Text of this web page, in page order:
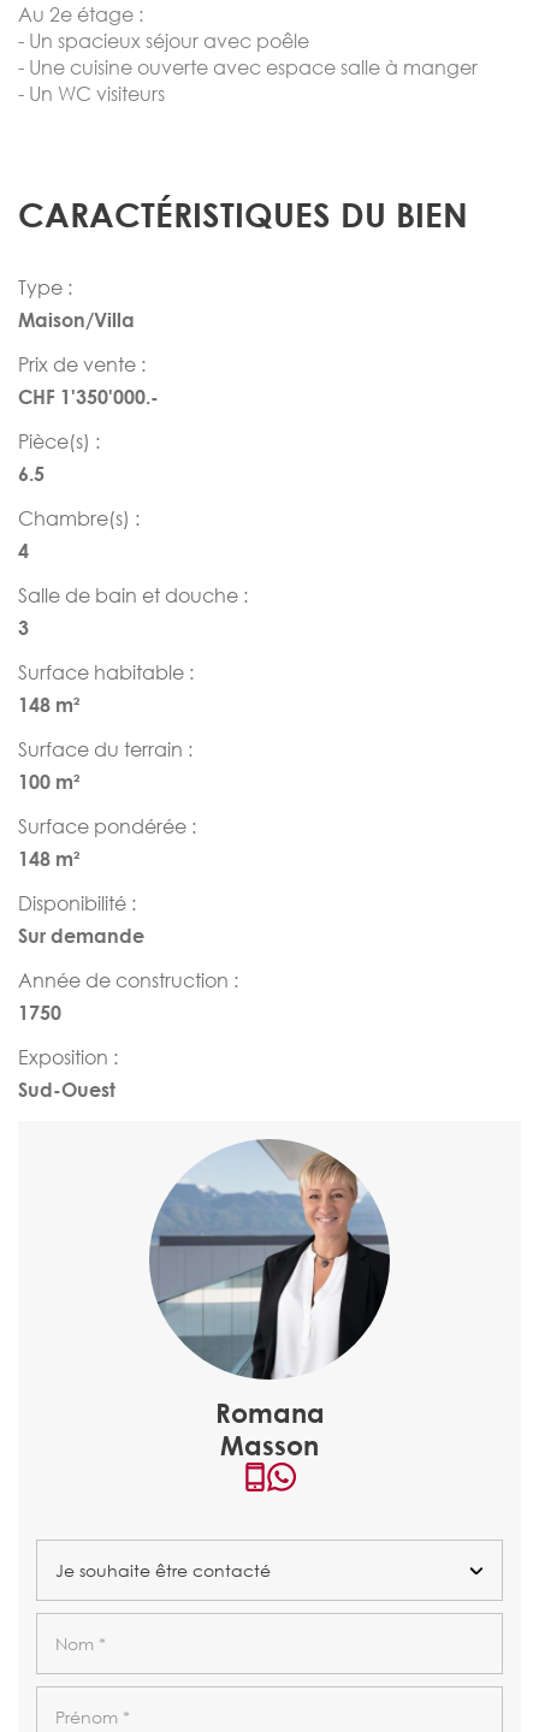
Au 2e étage :
- Un spacieux séjour avec poêle
- Une cuisine ouverte avec espace salle à manger
- Un WC visiteurs
CARACTÉRISTIQUES DU BIEN
Type :
Maison/Villa
Prix de vente :
CHF 1'350'000.-
Pièce(s) :
6.5
Chambre(s) :
4
Salle de bain et douche :
3
Surface habitable :
148 m²
Surface du terrain :
100 m²
Surface pondérée :
148 m²
Disponibilité :
Sur demande
Année de construction :
1750
Exposition :
Sud-Ouest
Romana
Masson